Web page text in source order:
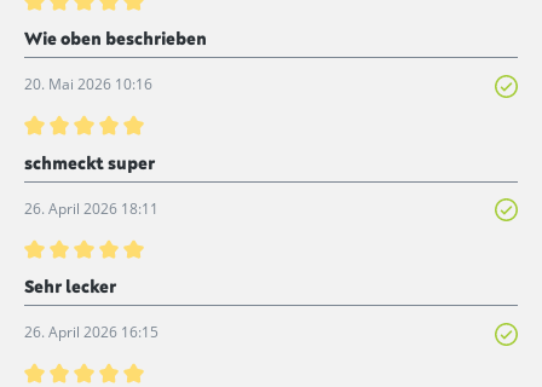
Bewertung mit 5 von 5 Sternen
Wie oben beschrieben
20. Mai 2026 10:16
Bewertung mit 5 von 5 Sternen
schmeckt super
26. April 2026 18:11
Bewertung mit 5 von 5 Sternen
Sehr lecker
26. April 2026 16:15